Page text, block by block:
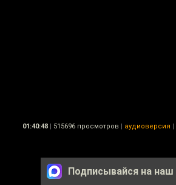
01:40:48 | 515696 просмотров | аудиоверсия |
Подписывайся на наш